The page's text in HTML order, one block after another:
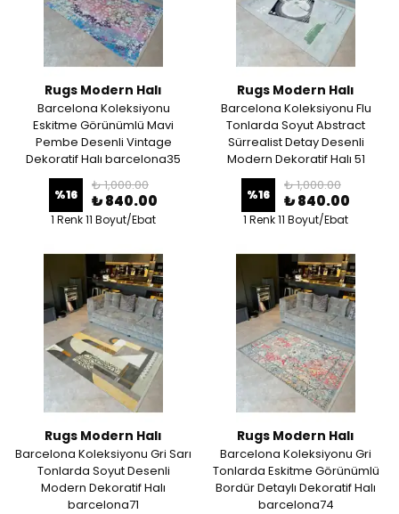
Rugs Modern Halı
Barcelona Koleksiyonu
Eskitme Görünümlü Mavi
Pembe Desenli Vintage
Dekoratif Halı barcelona35
%16
₺ 1,000.00
₺ 840.00
1 Renk 11 Boyut/Ebat
Rugs Modern Halı
Barcelona Koleksiyonu Flu
Tonlarda Soyut Abstract
Sürrealist Detay Desenli
Modern Dekoratif Halı 51
%16
₺ 1,000.00
₺ 840.00
1 Renk 11 Boyut/Ebat
Rugs Modern Halı
Barcelona Koleksiyonu Gri Sarı
Tonlarda Soyut Desenli
Modern Dekoratif Halı
barcelona71
Rugs Modern Halı
Barcelona Koleksiyonu Gri
Tonlarda Eskitme Görünümlü
Bordür Detaylı Dekoratif Halı
barcelona74